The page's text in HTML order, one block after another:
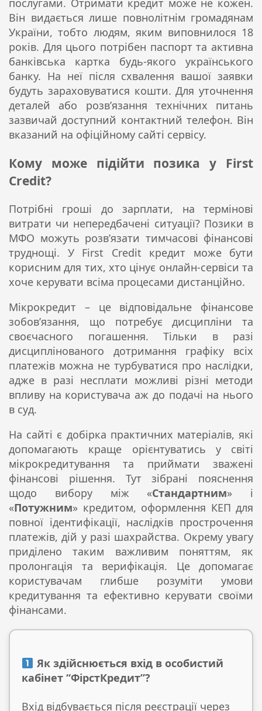
послугами. Отримати кредит може не кожен.
Він видається лише повнолітнім громадянам
України, тобто людям, яким виповнилося 18
років. Для цього потрібен паспорт та активна
банківська картка будь-якого українського
банку. На неї після схвалення вашої заявки
будуть зараховуватися кошти. Для уточнення
деталей або розв’язання технічних питань
зазвичай доступний контактний телефон. Він
вказаний на офіційному сайті сервісу.
Кому може підійти позика у First
Credit?
Потрібні гроші до зарплати, на термінові
витрати чи непередбачені ситуації? Позики в
МФО можуть розв’язати тимчасові фінансові
труднощі. У First Credit кредит може бути
корисним для тих, хто цінує онлайн-сервіси та
хоче керувати всіма процесами дистанційно.
Мікрокредит – це відповідальне фінансове
зобов’язання, що потребує дисципліни та
своєчасного погашення. Тільки в разі
дисциплінованого дотримання графіку всіх
платежів можна не турбуватися про наслідки,
адже в разі несплати можливі різні методи
впливу на користувача аж до подачі на нього
в суд.
На сайті є добірка практичних матеріалів, які
допомагають краще орієнтуватись у світі
мікрокредитування та приймати зважені
фінансові рішення. Тут зібрані пояснення
щодо вибору між «Стандартним» і
«Потужним» кредитом, оформлення КЕП для
повної ідентифікації, наслідків прострочення
платежів, дій у разі шахрайства. Окрему увагу
приділено таким важливим поняттям, як
пролонгація та верифікація. Це допомагає
користувачам глибше розуміти умови
кредитування та ефективно керувати своїми
фінансами.
Як здійснюється вхід в особистий
кабінет “ФірстКредит”?
Вхід відбувається після реєстрації через